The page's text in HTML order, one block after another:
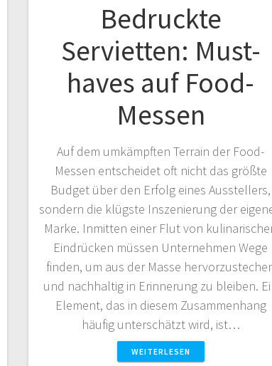
Bedruckte
Servietten: Must-
haves auf Food-
Messen
Auf dem umkämpften Terrain der Food-
Messen entscheidet oft nicht das größte
Budget über den Erfolg eines Ausstellers,
sondern die klügste Inszenierung der
Marke. Inmitten einer Flut von
Eindrücken müssen Unternehmen Wege
finden, um aus der Masse
und nachhaltig in Erinnerung zu bleiben.
Element, das in diesem Zusammenhang
häufig unterschätzt wird, ist…
WEITERLESEN